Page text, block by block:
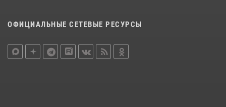
ОФИЦИАЛЬНЫЕ СЕТЕВЫЕ РЕСУРСЫ